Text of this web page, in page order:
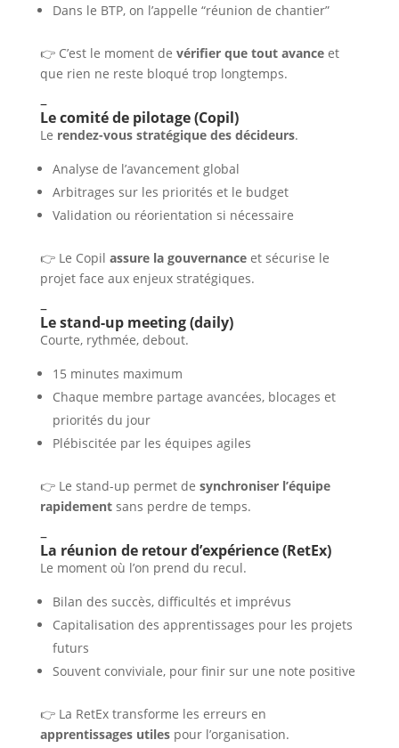
Dans le BTP, on l’appelle “réunion de chantier”
👉 C’est le moment de vérifier que tout avanceet
que rien ne reste bloqué trop longtemps.
–
Le comité de pilotage (Copil)
Le rendez-vous stratégique des décideurs.
Analyse de l’avancement global
Arbitrages sur les priorités et le budget
Validation ou réorientation si nécessaire
👉 Le Copil assure la gouvernanceet sécurise le
projet face aux enjeux stratégiques.
–
Le stand-up meeting (daily)
Courte, rythmée, debout.
15 minutes maximum
Chaque membre partage avancées, blocages et
priorités du jour
Plébiscitée par les équipes agiles
👉 Le stand-up permet de synchroniser l’équipe
rapidementsans perdre de temps.
–
La réunion de retour d’expérience (RetEx)
Le moment où l’on prend du recul.
Bilan des succès, difficultés et imprévus
Capitalisation des apprentissages pour les projets
futurs
Souvent conviviale, pour finir sur une note positive
👉 La RetEx transforme les erreurs en
apprentissages utilespour l’organisation.